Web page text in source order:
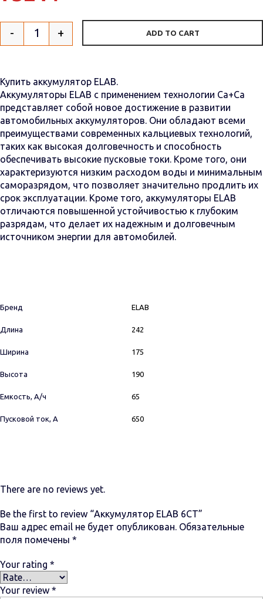
Quantity
- + ADD TO CART
Купить аккумулятор ELAB.
Аккумуляторы ELAB с применением технологии Са+Са
представляет собой новое достижение в развитии
автомобильных аккумуляторов. Они обладают всеми
преимуществами современных кальциевых технологий,
таких как высокая долговечность и способность
обеспечивать высокие пусковые токи. Кроме того, они
характеризуются низким расходом воды и минимальным
саморазрядом, что позволяет значительно продлить их
срок эксплуатации. Кроме того, аккумуляторы ELAB
отличаются повышенной устойчивостью к глубоким
разрядам, что делает их надежным и долговечным
источником энергии для автомобилей.
Бренд ELAB
Длина 242
Ширина 175
Высота 190
Емкость, А/ч 65
Пусковой ток, А 650
There are no reviews yet.
Be the first to review “Аккумулятор ELAB 6СТ”
Ваш адрес email не будет опубликован. Обязательные
поля помечены *
Your rating *
Your review *